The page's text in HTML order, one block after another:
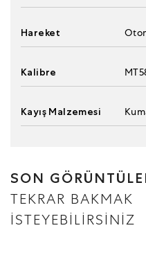
Hareket
Kalibre
Kayış Malzemesi
SON
TEKRAR BAKMAK
İSTEYEBİLİRSİNİZ